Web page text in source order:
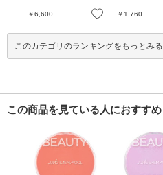
お気に入り
HIBIKI / 6.4g
￥6,600 お気に入り
￥1,760
このカテゴリのランキングをもっとみる
この商品を見ている人におすすめ